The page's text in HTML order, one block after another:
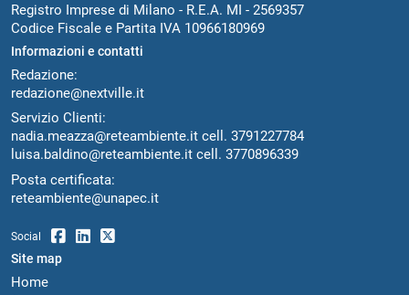
Registro Imprese di Milano - R.E.A. MI - 2569357
Codice Fiscale e Partita IVA 10966180969
Informazioni e contatti
Redazione:
redazione@nextville.it
Servizio Clienti:
nadia.meazza@reteambiente.it cell. 3791227784
luisa.baldino@reteambiente.it cell. 3770896339
Posta certificata:
reteambiente@unapec.it
Social
Site map
Home